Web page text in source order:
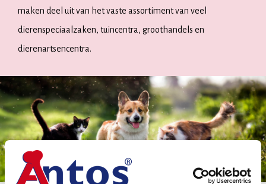
maken deel uit van het vaste assortiment van veel
dierenspeciaalzaken, tuincentra, groothandels en
dierenartsencentra.